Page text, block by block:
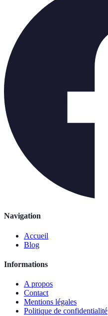
Navigation
Accueil
Blog
Informations
A propos
Contact
Mentions légales
Politique de confidentialité